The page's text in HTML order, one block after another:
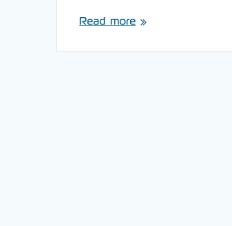
Read more